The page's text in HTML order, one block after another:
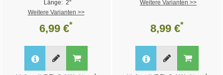
Länge: 2"
Weitere Varianten >>
6,99 €*
Weitere Varianten >>
8,99 €*